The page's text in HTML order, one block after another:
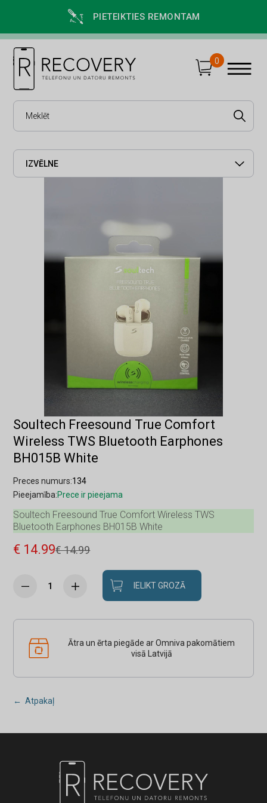
PIETEIKTIES REMONTAM
0
IZVĒLNE
Soultech Freesound True Comfort
Wireless TWS Bluetooth Earphones
BH015B White
Preces numurs:134
Pieejamība:Prece ir pieejama
Soultech Freesound True Comfort Wireless TWS
Bluetooth Earphones BH015B White
€ 14.99€ 14.99
IELIKT GROZĀ
Ātra un ērta piegāde ar Omniva pakomātiem
visā Latvijā
← Atpakaļ